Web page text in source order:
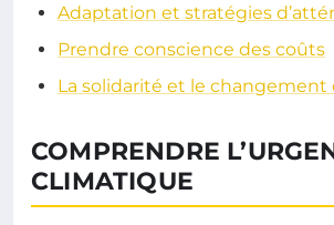
Adaptation et stratégies
Prendre conscience des coûts
La solidarité et le
COMPRENDRE
CLIMATIQUE